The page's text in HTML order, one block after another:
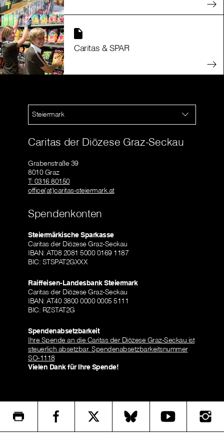
Caritas & SPAR
Steiermark
Caritas der Diözese Graz-Seckau
Grabenstraße 39
8010 Graz
T: 0316 80150
office(at)caritas-steiermark.at
Spendenkonten
Steiermärkische Sparkasse
Caritas der Diözese Graz-Seckau
IBAN: AT08 2081 5000 0169 1187
BIC: STSPAT2GXXX
Raiffeisen-Landesbank Steiermark
Caritas der Diözese Graz-Seckau
IBAN: AT40 3800 0000 0005 5111
BIC: RZSTAT2G
Spendenabsetzbarkeit
Ihre Spende an die Caritas der Diözese Graz-Seckau ist
steuerlich absetzbar. Spendenabsetzbarkeitsnummer
SO-1118
Vielen Dank für Ihre Spende!